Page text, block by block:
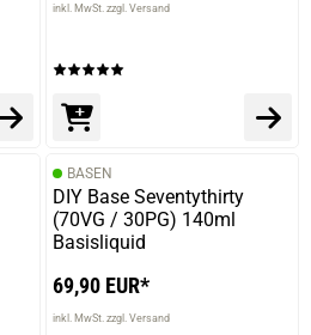
inkl. MwSt. zzgl. Versand
BASEN
DIY Base Seventythirty
(70VG / 30PG) 140ml
Basisliquid
69,90 EUR*
inkl. MwSt. zzgl. Versand